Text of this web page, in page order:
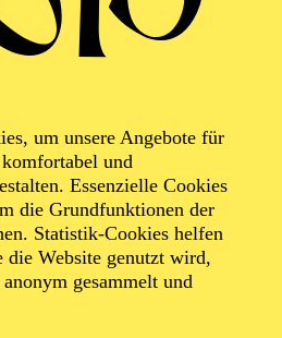
um unsere Angebote für
und
Essenzielle Cookies
die Grundfunktionen der
Statistik-Cookies helfen
die Website genutzt wird,
gesammelt und
TICKETS
TERMIN
Januar 2027
keine Pause